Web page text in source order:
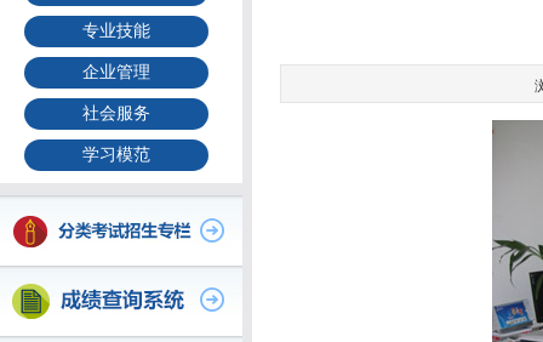
专业技能
企业管理
社会服务
学习模范